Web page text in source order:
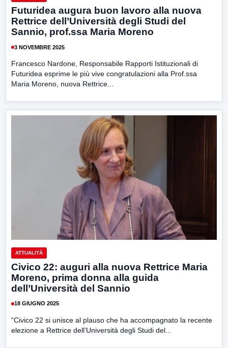
Futuridea augura buon lavoro alla nuova
Rettrice dell’Università degli Studi del
Sannio, prof.ssa Maria Moreno
3 NOVEMBRE 2025
Francesco Nardone, Responsabile Rapporti Istituzionali di
Futuridea esprime le più vive congratulazioni alla Prof.ssa
Maria Moreno, nuova Rettrice...
ATTUALITÀ
Civico 22: auguri alla nuova Rettrice Maria
Moreno, prima donna alla guida
dell’Università del Sannio
18 GIUGNO 2025
“Civico 22 si unisce al plauso che ha accompagnato la recente
elezione a Rettrice dell’Università degli Studi del...